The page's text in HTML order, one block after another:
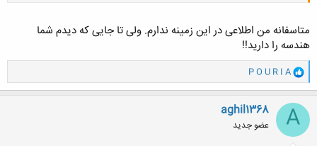
کلیک کنید تا باز شود...
متاسفانه من اطلاعی در این زمینه ندارم. ولی تا جایی که دیدم شما
هندسه را دارید!!
و
ا
ک
ن
ش
ه
ا
P O U R I A
A
aghil1368
عضو جدید